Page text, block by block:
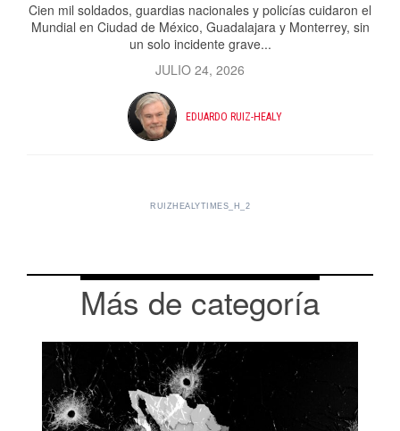
Cien mil soldados, guardias nacionales y policías cuidaron el
Mundial en Ciudad de México, Guadalajara y Monterrey, sin
un solo incidente grave...
JULIO 24, 2026
EDUARDO RUIZ-HEALY
RUIZHEALYTIMES_H_2
Más de categoría